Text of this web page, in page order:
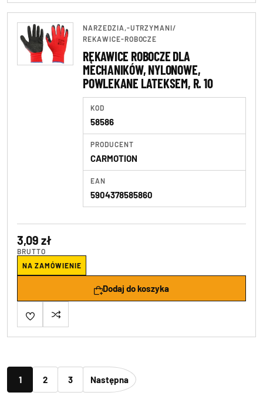
NARZEDZIA,-UTRZYMANI/
REKAWICE-ROBOCZE
RĘKAWICE ROBOCZE DLA
MECHANIKÓW, NYLONOWE,
POWLEKANE LATEKSEM, R. 10
KOD
58586
PRODUCENT
CARMOTION
EAN
5904378585860
3,09 zł
BRUTTO
NA ZAMÓWIENIE
Dodaj do koszyka
1 2 3 Następna